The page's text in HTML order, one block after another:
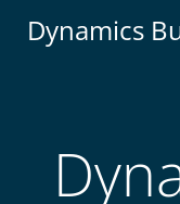
Dynamics